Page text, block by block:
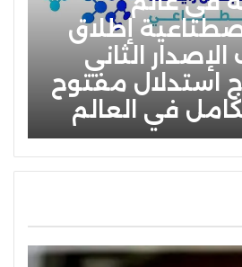
إطلاق
الثاني
استدلال مفتوح
في العالم